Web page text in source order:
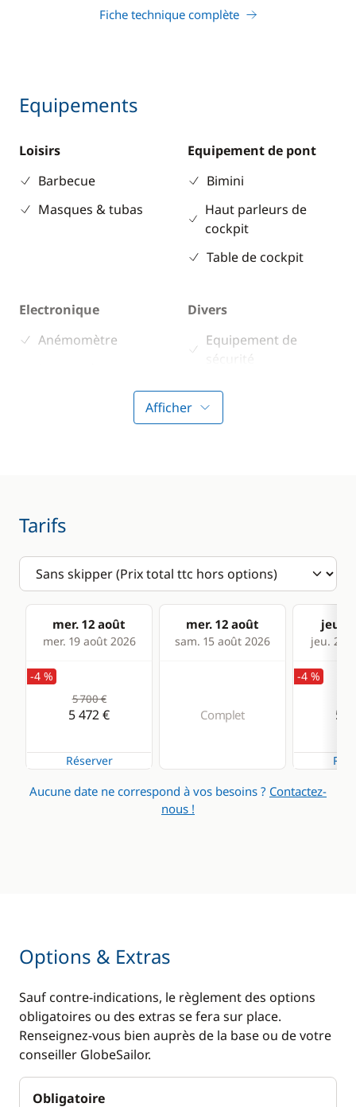
Fiche technique complète
Equipements
Loisirs
Barbecue
Masques & tubas
Equipement de pont
Bimini
Haut parleurs de
cockpit
Table de cockpit
Electronique
Anémomètre
Pilote automatique
Divers
Equipement de
sécurité
Machine à café
Réfrigérateur
Générateur
Ventilateurs
WC électrique
Afficher
Tarifs
mer. 12 août
mer. 19 août 2026
mer. 12 août
sam. 15 août 2026
jeu.
jeu. 20
-4 %
5 700 €
5 472 €
Réserver
Complet
-4 %
5
Aucune date ne correspond à vos besoins ? Contactez-
nous !
Options & Extras
Sauf contre-indications, le règlement des options
obligatoires ou des extras se fera sur place.
Renseignez-vous bien auprès de la base ou de votre
conseiller GlobeSailor.
Obligatoire